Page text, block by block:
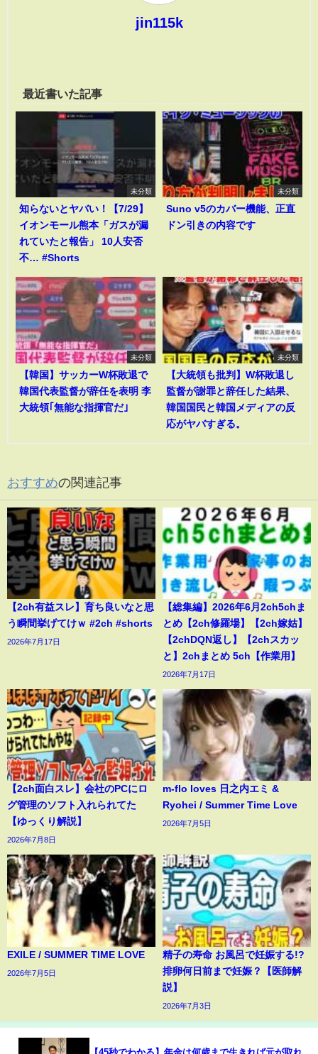
jin115k
最近書いた記事
未分類
知らないとヤバい！【7/29】
イオンモール熊本「ガスが漏
れていたと報告」 10人安否
不… #Shorts
未分類
Suno v5のカバー機能、正直
ドン引きの内容です
未分類
【韓国】サッカーW杯敗退で
韓国代表監督が辞任を表明 李
大統領｢無能な指揮官だ｣
未分類
【大統領も批判】W杯敗退し
監督が謝罪と辞任した結果、
韓国国民と韓国メディアの反
応がヤバすぎる。
おすすめの関連記事
【2ch有益スレ】育ち良いなと思
う瞬間挙げてけｗ #2ch #shorts
2026年7月17日
【総集編】2026年6月2ch5chま
とめ【2ch修羅場】【2ch嫁姑】
【2chDQN返し】【2chスカッ
と】2chまとめ 5ch【作業用】
2026年7月17日
【2ch面白スレ】会社のPCにロ
グ管理のソフト入れられてた
【ゆっくり解説】
2026年7月8日
m-flo loves 日之内エミ &
Ryohei / Summer Time Love
2026年7月5日
EXILE / SUMMER TIME LOVE
2026年7月5日
精子の寿命 お風呂で妊娠する!?
排卵何日前まで妊娠？【医師解
説】
2026年7月3日
【45秒でわかる】年金は何歳まで生きれば元が取れ